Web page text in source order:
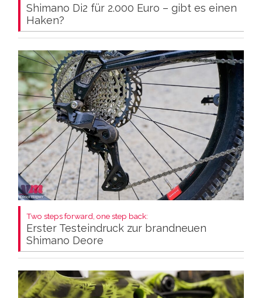
Shimano Di2 für 2.000 Euro – gibt es einen
Haken?
Two steps forward, one step back:
Erster Testeindruck zur brandneuen
Shimano Deore